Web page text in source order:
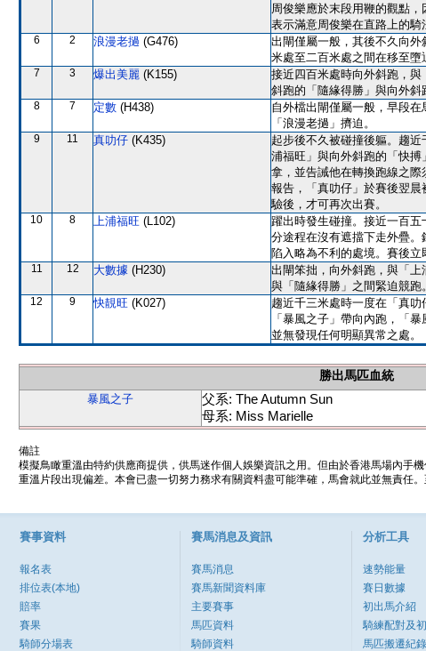
周俊樂應於末段用鞭的觀點
表示滿意周俊樂在直路上的騎
6 2 浪漫老撾 (G476)
出閘僅屬一般，其後不久向
米處至二百米處之間在移至墮
7 3 爆出美麗 (K155)
接近四百米處時向外斜跑，
斜跑的「隨緣得勝」與向外斜
8 7 定數 (H438)
自外檔出閘僅屬一般，早段
「浪漫老撾」擠迫。
9 11 真叻仔 (K435)
起步後不久被碰撞後軀。趨
浦福旺」與向外斜跑的「快
拿，並告誡他在轉換跑線之
報告，「真叻仔」於賽後翌
驗後，才可再次出賽。
10 8 上浦福旺 (L102)
躍出時發生碰撞。接近一百
分途程在沒有遮擋下走外疊
陷入略為不利的處境。賽後立
11 12 大數據 (H230)
出閘笨拙，向外斜跑，與「上
與「隨緣得勝」之間緊迫競跑。
12 9 快靚旺 (K027)
趨近千三米處時一度在「真
「暴風之子」帶向內跑，「
並無發現任何明顯異常之處。
勝出馬匹血統
暴風之子
父系: The Autumn Sun
母系: Miss Marielle
備註
模擬鳥瞰重溫由特約供應商提供，供馬迷作個人娛樂資訊之用。但由於香港馬場內手
重溫片段出現偏差。本會已盡一切努力務求有關資料盡可能準確，馬會就此並無責任
賽事資料
報名表
排位表(本地)
賠率
賽果
騎師分場表
賽馬消息及資訊
賽馬消息
賽馬新聞資料庫
主要賽事
馬匹資料
騎師資料
分析工具
速勢能量
賽日數據
初出馬介紹
騎練配對及
馬匹搬遷紀錄